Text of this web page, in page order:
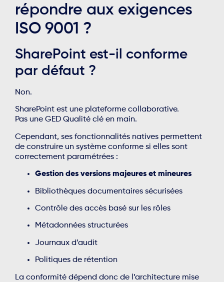
répondre aux exigences
ISO 9001 ?
SharePoint est-il conforme
par défaut ?
Non.
SharePoint est une plateforme collaborative.
Pas une GED Qualité clé en main.
Cependant, ses fonctionnalités natives permettent
de construire un système conforme si elles sont
correctement paramétrées :
Gestion des versions majeures et mineures
Bibliothèques documentaires sécurisées
Contrôle des accès basé sur les rôles
Métadonnées structurées
Journaux d’audit
Politiques de rétention
La conformité dépend donc de l’architecture mise